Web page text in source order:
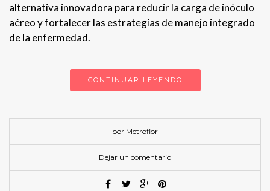
alternativa innovadora para reducir la carga de inóculo
aéreo y fortalecer las estrategias de manejo integrado
de la enfermedad.
CONTINUAR LEYENDO
por Metroflor
Dejar un comentario